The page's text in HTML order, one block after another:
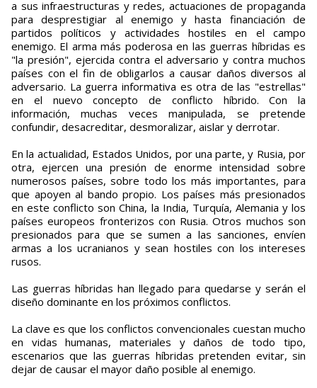
a sus infraestructuras y redes, actuaciones de propaganda
para desprestigiar al enemigo y hasta financiación de
partidos políticos y actividades hostiles en el campo
enemigo. El arma más poderosa en las guerras híbridas es
"la presión", ejercida contra el adversario y contra muchos
países con el fin de obligarlos a causar daños diversos al
adversario. La guerra informativa es otra de las "estrellas"
en el nuevo concepto de conflicto híbrido. Con la
información, muchas veces manipulada, se pretende
confundir, desacreditar, desmoralizar, aislar y derrotar.
En la actualidad, Estados Unidos, por una parte, y Rusia, por
otra, ejercen una presión de enorme intensidad sobre
numerosos países, sobre todo los más importantes, para
que apoyen al bando propio. Los países más presionados
en este conflicto son China, la India, Turquía, Alemania y los
países europeos fronterizos con Rusia. Otros muchos son
presionados para que se sumen a las sanciones, envíen
armas a los ucranianos y sean hostiles con los intereses
rusos.
Las guerras híbridas han llegado para quedarse y serán el
diseño dominante en los próximos conflictos.
La clave es que los conflictos convencionales cuestan mucho
en vidas humanas, materiales y daños de todo tipo,
escenarios que las guerras híbridas pretenden evitar, sin
dejar de causar el mayor daño posible al enemigo.